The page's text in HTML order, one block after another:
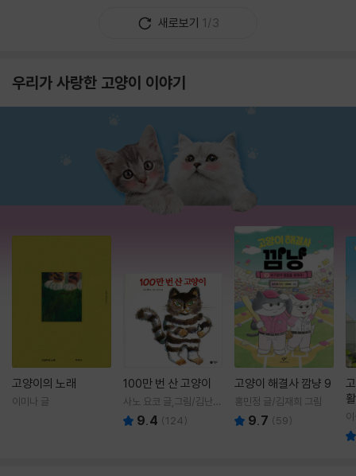
새로보기 1/3
우리가 사랑한 고양이 이야기
고양이의 노래
이미나 글
100만 번 산 고양이
사노 요코 글,그림/김난주
역 9.4 (124)
고양이 해결사 깜냥 9
홍민정 글/김재희 그림
9.7 (59)